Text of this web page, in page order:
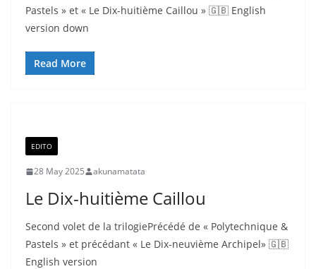
Pastels » et « Le Dix-huitième Caillou » 🇬🇧 English
version down
Read More
EDITO
28 May 2025 akunamatata
Le Dix-huitième Caillou
Second volet de la trilogiePrécédé de « Polytechnique &
Pastels » et précédant « Le Dix-neuvième Archipel» 🇬🇧
English version